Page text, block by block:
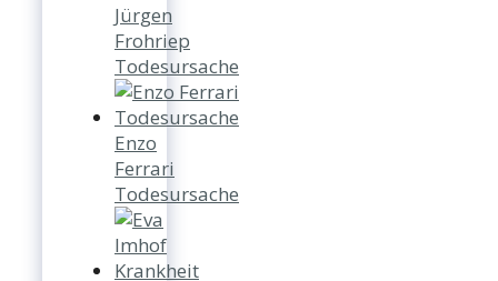
Jürgen
Frohriep
Todesursache
Enzo
Ferrari
Todesursache